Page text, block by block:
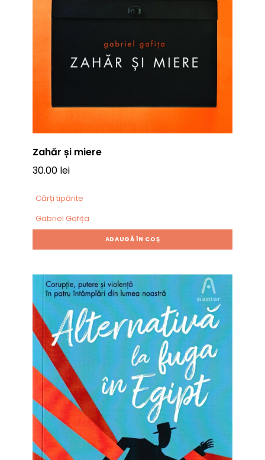
Zahăr și miere
30.00 lei
Cărți tipărite
Gabriel Gafița
ADAUGĂ ÎN COȘ